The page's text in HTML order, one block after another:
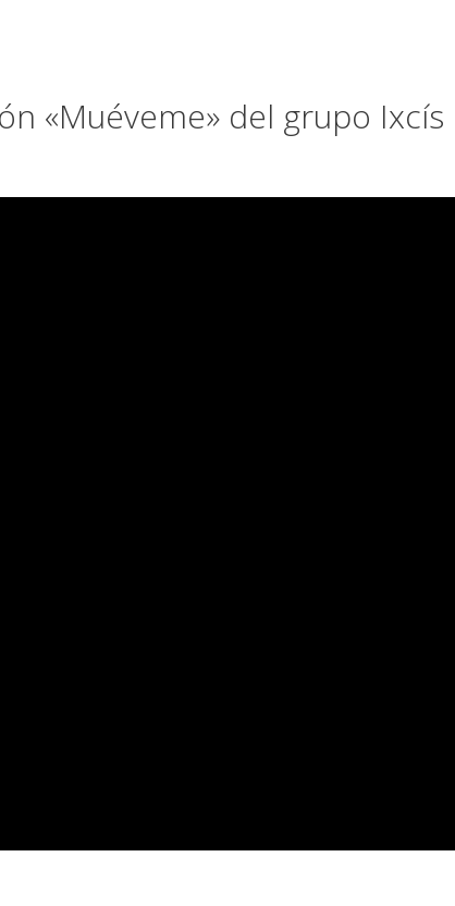
«Muéveme» del grupo Ixcís